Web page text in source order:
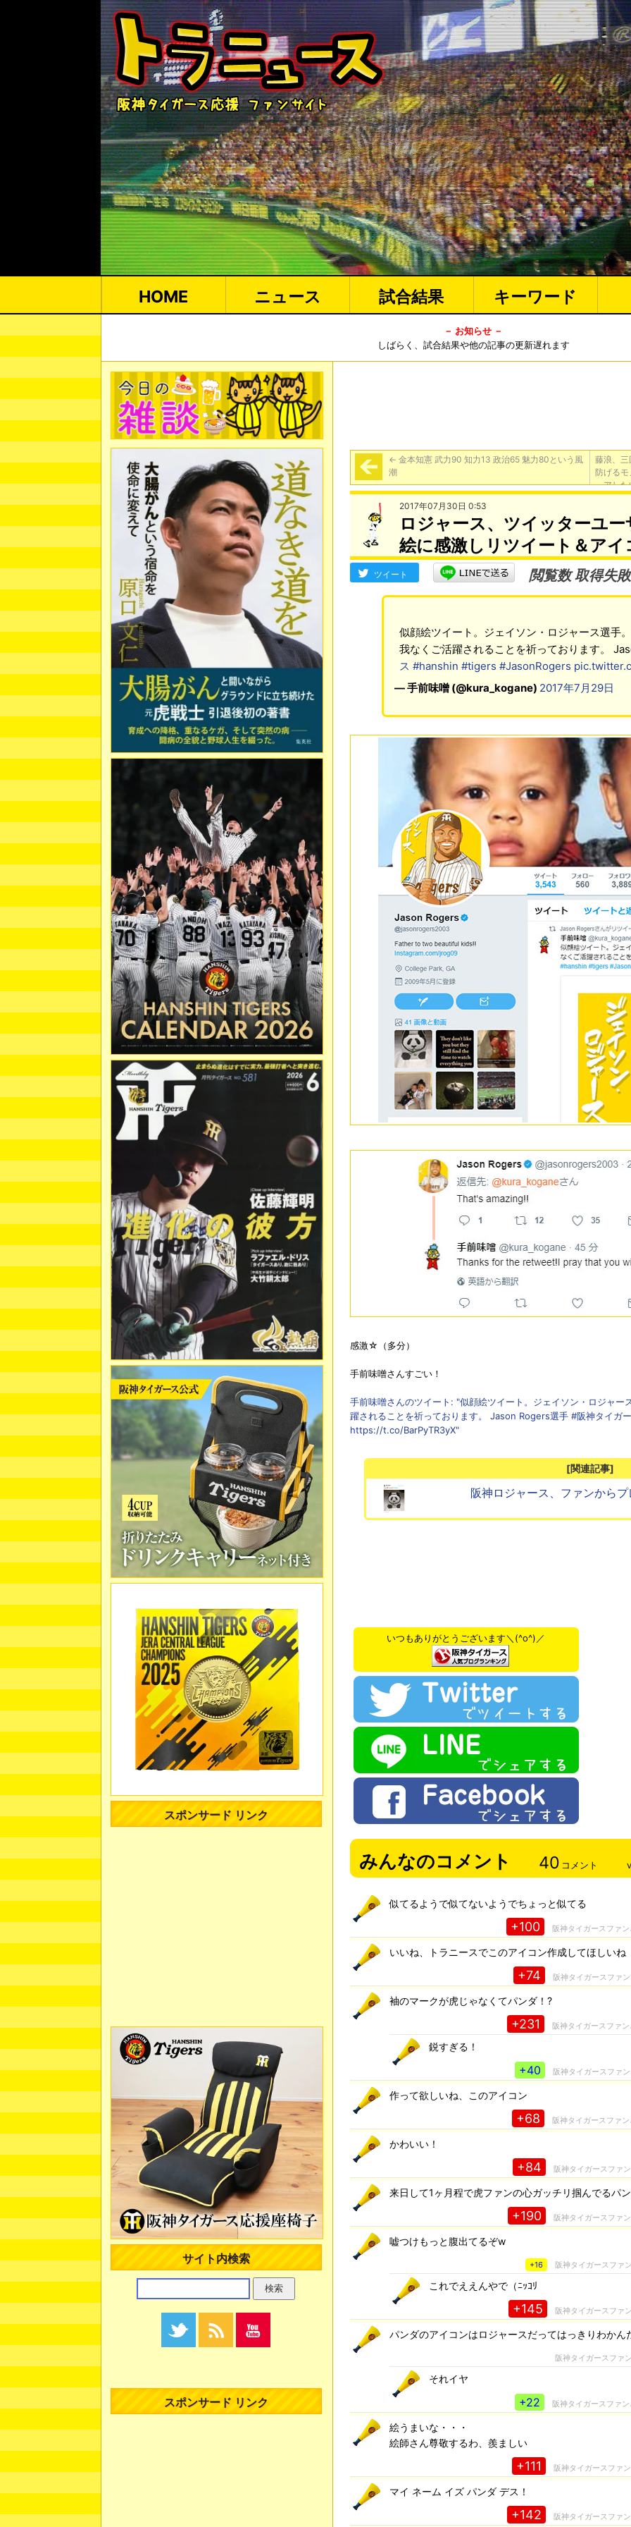
HOME ニュース 試合結果 キーワード
－ お知らせ －
しばらく、試合結果や他の記事の更新遅れます
← 金本知憲 武力90 知力13 政治65 魅力80という風
潮
藤浪、三
防げる
アした
2017年07月30日 0:53
ロジャース、ツイッターユ
絵に感激しリツイート＆アイ
ツイート 閲覧数 取得失敗
似顔絵ツイート。ジェイソン・ロジャース選手
我なくご活躍されることを祈っております。
ス #hanshin #tigers #JasonRogers
— 手前味噌 (@kura_kogane) 2017年7月29日
感激☆（多分）
手前味噌さんすごい！
手前味噌さんのツイート: "似顔絵ツイート。ジェイソン・ロジャー
躍されることを祈っております。 Jason Rogers選手 #阪神タイ
https://t.co/BarPyTR3yX"
[関連記事]
阪神ロジャース、ファンから
いつもありがとうございます＼(^o^)／
みんなのコメント 40 コメント
似てるようで似てないようでちょっと似てる
+100 阪神タイガースファン
いいね、トラニースでこのアイコン作成してほしいね
+74 阪神タイガースファン
袖のマークが虎じゃなくてパンダ！?
+231 阪神タイガースファン
鋭すぎる！
+40 阪神タイガースファン
作って欲しいね、このアイコン
+68 阪神タイガースファン
かわいい！
+84 阪神タイガースファン
来日して1ヶ月程で虎ファンの心ガッチリ掴んでるパ
+190 阪神タイガースファン
嘘つけもっと腹出てるぞw
+16 阪神タイガースファ
これでええんやで（ﾆｯｺﾘ
+145 阪神タイガースファ
パンダのアイコンはロジャースだってはっきりわかん
阪神タイガースファ
それイヤ
+22 阪神タイガースファン
絵うまいな・・・
絵師さん尊敬するわ、羨ましい
+111 阪神タイガースファン
マイ ネーム イズ パンダ デス！
+142 阪神タイガースファン
スポンサード リンク
サイト内検索
スポンサード リンク